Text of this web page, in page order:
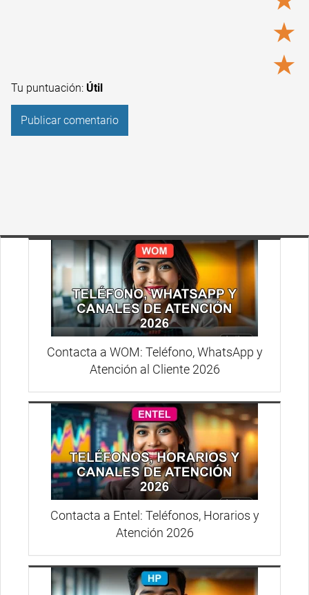
★
★
Tu puntuación: Útil
Contacta a WOM: Teléfono, WhatsApp y
Atención al Cliente 2026
Contacta a Entel: Teléfonos, Horarios y
Atención 2026